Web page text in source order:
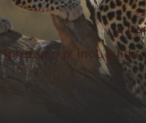
A
*prezzo p.p. incl. guida,